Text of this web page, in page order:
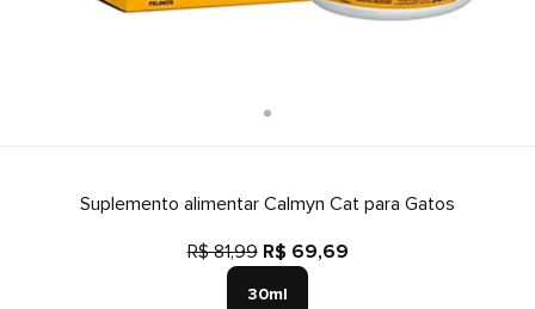
Suplemento alimentar Calmyn Cat para Gatos
R$ 81,99 R$ 69,69
30ml